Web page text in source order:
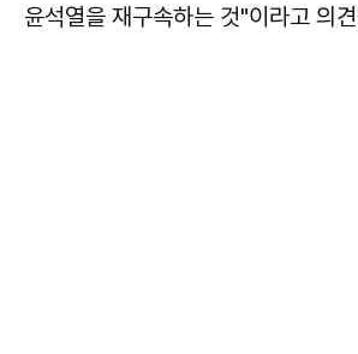
윤석열을 재구속하는 것"이라고 의